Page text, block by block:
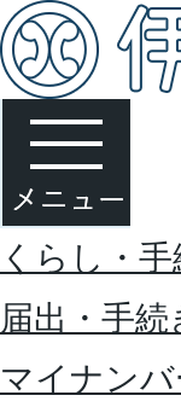
くらし・手
届出・手続
マイナン